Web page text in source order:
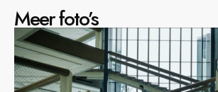
Meer foto’s